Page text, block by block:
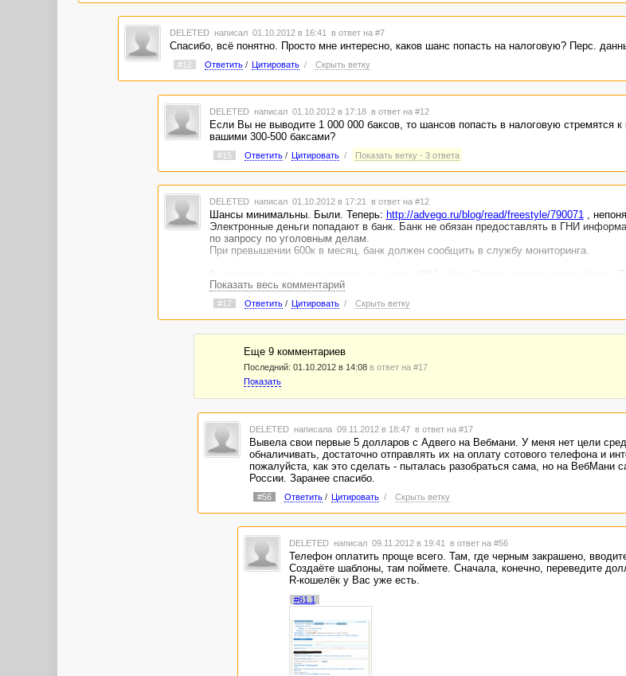
DELETED написал 01.10.2012 в 16:41 в ответ на #7
Спасибо, всё понятно. Просто мне интересно, каков шанс попасть на налоговую? Перс.
#12 Ответить/ Цитировать / Скрыть ветку
DELETED написал 01.10.2012 в 17:18 в ответ на #12
Если Вы не выводите 1 000 000 баксов, то шансов попасть в налоговую
вашими 300-500 баксами?
#15 Ответить/ Цитировать / Показать ветку - 3 ответа
DELETED написал 01.10.2012 в 17:21 в ответ на #12
Шансы минимальны. Были. Теперь: http://advego.ru/blog/read/freestyle/790071,
Электронные деньги попадают в банк. Банк не обязан предоставлять в ГНИ
по запросу по уголовным делам.
При превышении 600к в месяц, банк должен сообщить в службу мониторинга.
раза по 650 уе. Сейчас в основном оплата телефонов и инета, себе и знакомым,
Показать весь комментарий
#17 Ответить/ Цитировать / Скрыть ветку
Еще 9 комментариев
Последний: 01.10.2012 в 14:08 в ответ на #17
Показать
DELETED написала 09.11.2012 в 18:47 в ответ на #17
Вывела свои первые 5 долларов с Адвего на Вебмани. У меня нет цели
обналичивать, достаточно отправлять их на оплату сотового телефона и
пожалуйста, как это сделать - пыталась разобраться сама, но на ВебМани
России. Заранее спасибо.
#56 Ответить/ Цитировать / Скрыть ветку
DELETED написал 09.11.2012 в 19:41 в ответ на #56
Телефон оплатить проще всего. Там, где черным закрашено,
Создаёте шаблоны, там поймете. Сначала, конечно, переведите
R-кошелёк у Вас уже есть.
#61.1